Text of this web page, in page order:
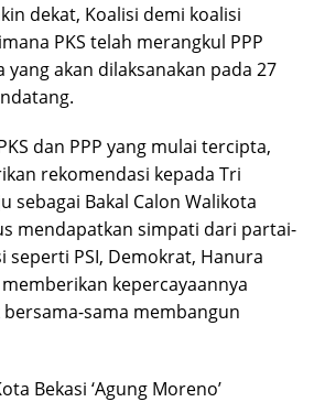
dekat, Koalisi demi koalisi
PKS telah merangkul PPP
yang akan dilaksanakan pada 27
dan PPP yang mulai tercipta,
rekomendasi kepada Tri
sebagai Bakal Calon Walikota
mendapatkan simpati dari partai-
seperti PSI, Demokrat, Hanura
kepercayaannya
bersama-sama membangun
Bekasi ‘Agung Moreno’